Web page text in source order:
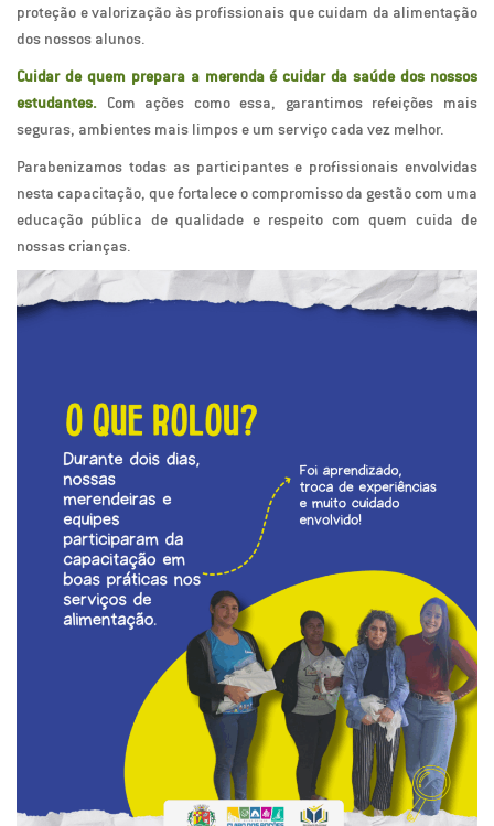
proteção e valorização às profissionais que cuidam da alimentação
dos nossos alunos.
Cuidar de quem prepara a merenda é cuidar da saúde dos nossos
estudantes. Com ações como essa, garantimos refeições mais
seguras, ambientes mais limpos e um serviço cada vez melhor.
Parabenizamos todas as participantes e profissionais envolvidas
nesta capacitação, que fortalece o compromisso da gestão com uma
educação pública de qualidade e respeito com quem cuida de
nossas crianças.